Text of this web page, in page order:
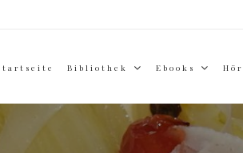
Bibliothek Ebooks